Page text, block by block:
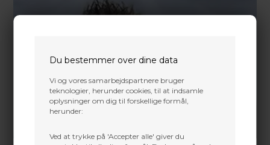
Du bestemmer over dine data
Vi og vores samarbejdspartnere bruger
teknologier, herunder cookies, til at indsamle
oplysninger om dig til forskellige formål,
herunder:
Ved at trykke på 'Accepter alle' giver du